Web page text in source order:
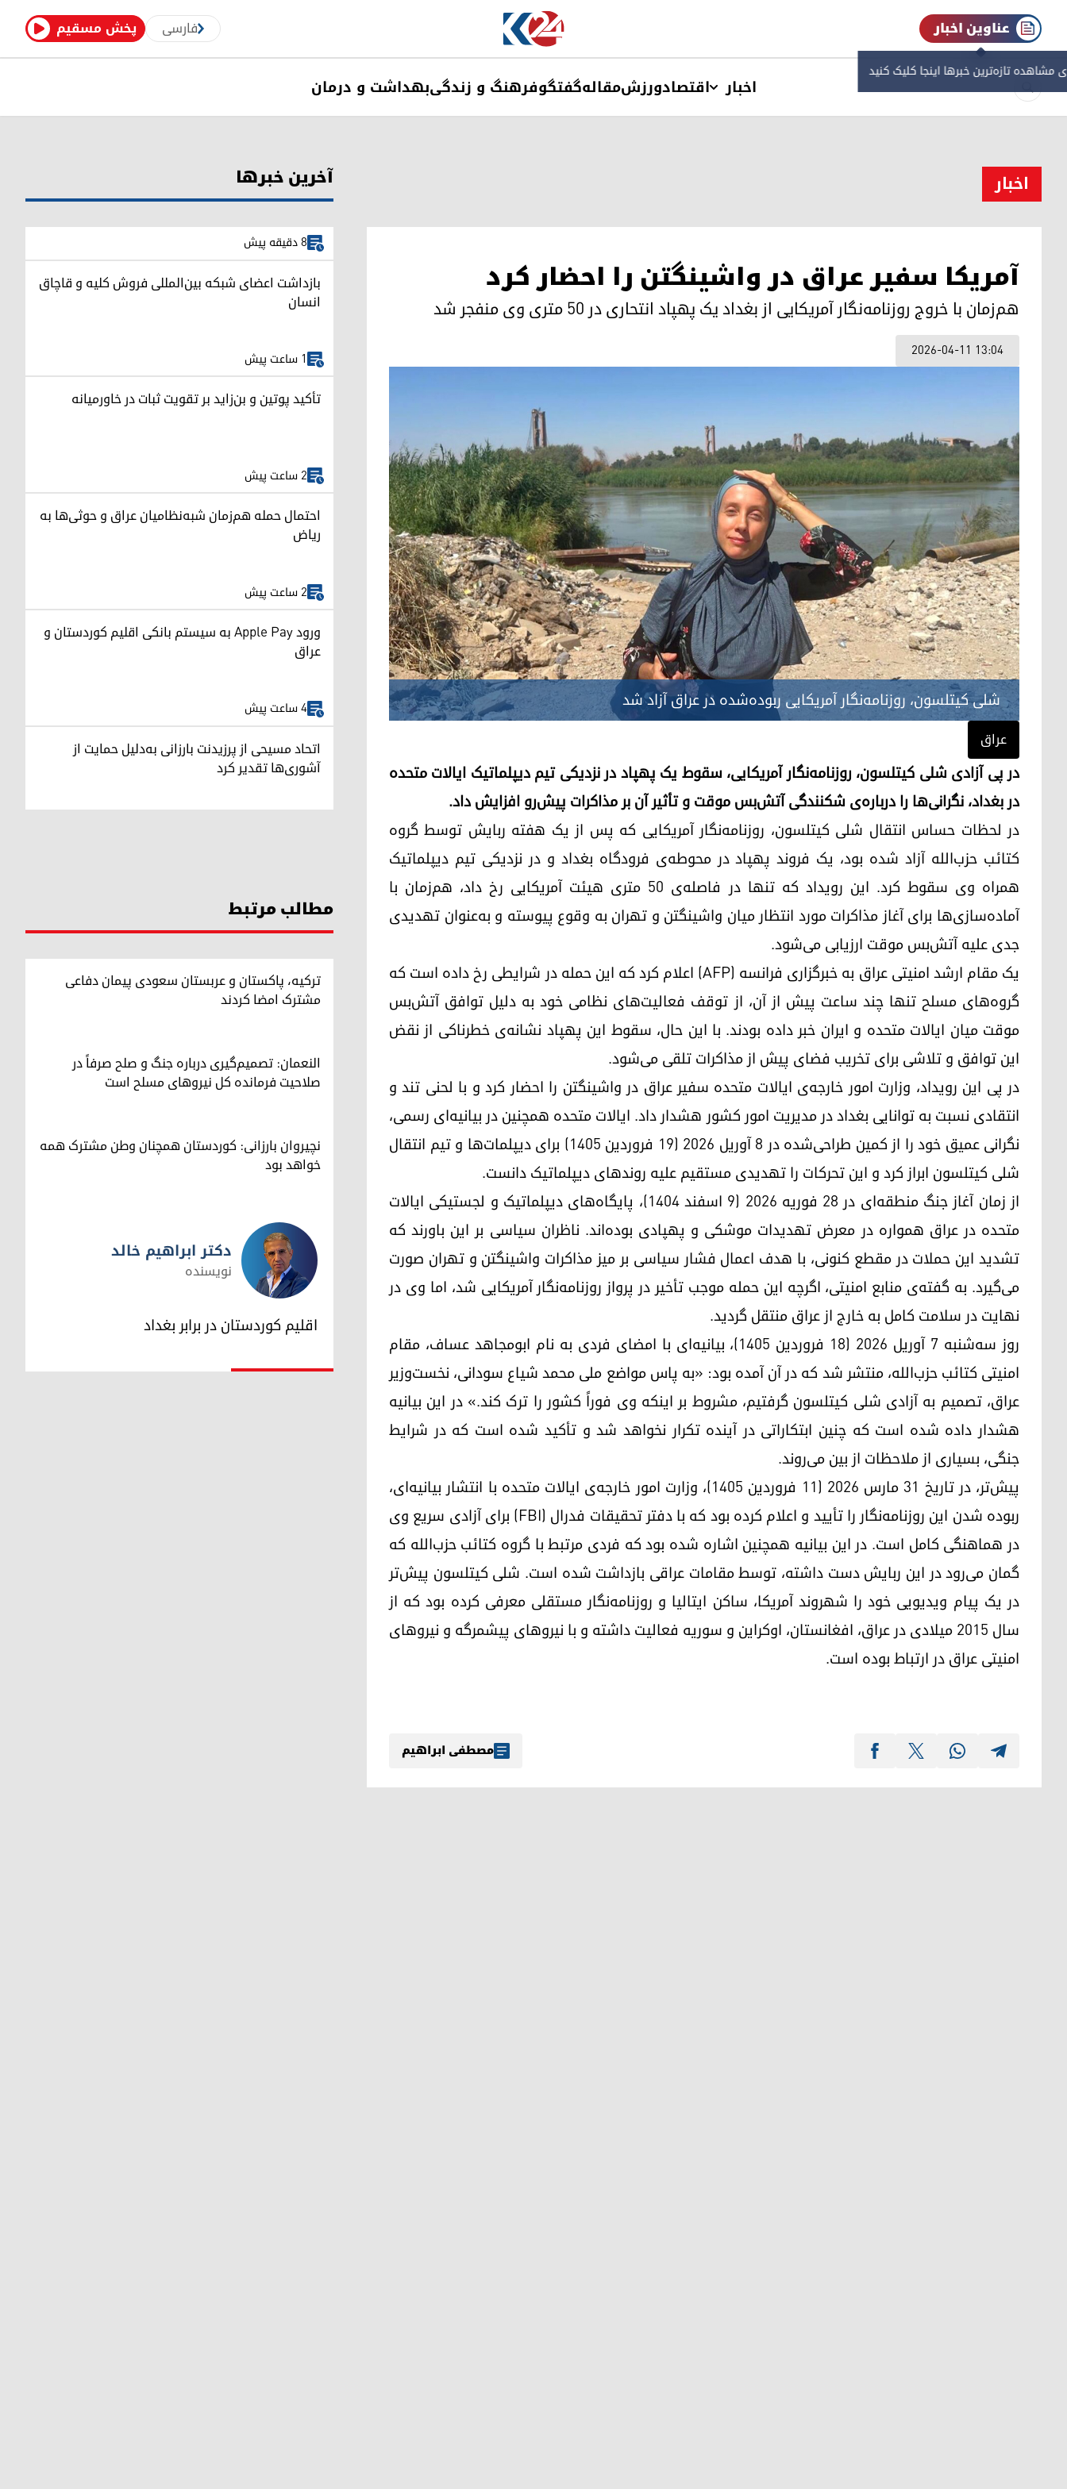
پخش مسقیم فارسی عناوین اخبار
مشاهده‌ تازه‌ترین خبرها اینجا کلیک کنید
اخبار اقتصادورزشمقالهگفتگوفرهنگ و زندگیبهداشت و درمان
اخبار
آمریکا سفیر عراق در واشینگتن را احضار کرد
هم‌زمان با خروج روزنامه‌نگار آمریکایی از بغداد یک پهپاد انتحاری در ٥٠ متری وی منفجر شد
2026-04-11 13:04
شلی کیتلسون، روزنامه‌نگار آمریکایی ربوده‌شده در عراق آزاد شد
عراق
در پی آزادی شلی کیتلسون، روزنامه‌نگار آمریکایی، سقوط یک پهپاد در نزدیکی تیم دیپلماتیک ایالات متحده
در بغداد، نگرانی‌ها را درباره‌ی شکنندگی آتش‌بس موقت و تأثیر آن بر مذاکرات پیش‌رو افزایش داد.
در لحظات حساس انتقال شلی کیتلسون، روزنامه‌نگار آمریکایی که پس از یک هفته ربایش توسط گروه
کتائب حزب‌الله آزاد شده بود، یک فروند پهپاد در محوطه‌ی فرودگاه بغداد و در نزدیکی تیم دیپلماتیک
همراه وی سقوط کرد. این رویداد که تنها در فاصله‌ی ۵۰ متری هیئت آمریکایی رخ داد، هم‌زمان با
آماده‌سازی‌ها برای آغاز مذاکرات مورد انتظار میان واشینگتن و تهران به وقوع پیوسته و به‌عنوان تهدیدی
جدی علیه آتش‌بس موقت ارزیابی می‌شود.
یک مقام ارشد امنیتی عراق به خبرگزاری فرانسه (AFP) اعلام کرد که این حمله در شرایطی رخ داده است که
گروه‌های مسلح تنها چند ساعت پیش از آن، از توقف فعالیت‌های نظامی خود به دلیل توافق آتش‌بس
موقت میان ایالات متحده و ایران خبر داده بودند. با این حال، سقوط این پهپاد نشانه‌ی خطرناکی از نقض
این توافق و تلاشی برای تخریب فضای پیش از مذاکرات تلقی می‌شود.
در پی این رویداد، وزارت امور خارجه‌ی ایالات متحده سفیر عراق در واشینگتن را احضار کرد و با لحنی تند و
انتقادی نسبت به توانایی بغداد در مدیریت امور کشور هشدار داد. ایالات متحده همچنین در بیانیه‌ای رسمی،
نگرانی عمیق خود را از کمین طراحی‌شده در ۸ آوریل ۲۰۲۶ (۱۹ فروردین ۱۴۰۵) برای دیپلمات‌ها و تیم انتقال
شلی کیتلسون ابراز کرد و این تحرکات را تهدیدی مستقیم علیه روندهای دیپلماتیک دانست.
از زمان آغاز جنگ منطقه‌ای در ۲۸ فوریه ۲۰۲۶ (۹ اسفند ۱۴۰۴)، پایگاه‌های دیپلماتیک و لجستیکی ایالات
متحده در عراق همواره در معرض تهدیدات موشکی و پهپادی بوده‌اند. ناظران سیاسی بر این باورند که
تشدید این حملات در مقطع کنونی، با هدف اعمال فشار سیاسی بر میز مذاکرات واشینگتن و تهران صورت
می‌گیرد. به گفته‌ی منابع امنیتی، اگرچه این حمله موجب تأخیر در پرواز روزنامه‌نگار آمریکایی شد، اما وی در
نهایت در سلامت کامل به خارج از عراق منتقل گردید.
روز سه‌شنبه ۷ آوریل ۲۰۲۶ (۱۸ فروردین ۱۴۰۵)، بیانیه‌ای با امضای فردی به نام ابومجاهد عساف، مقام
امنیتی کتائب حزب‌الله، منتشر شد که در آن آمده بود: «به پاس مواضع ملی محمد شیاع سودانی، نخست‌وزیر
عراق، تصمیم به آزادی شلی کیتلسون گرفتیم، مشروط بر اینکه وی فوراً کشور را ترک کند.» در این بیانیه
هشدار داده شده است که چنین ابتکاراتی در آینده تکرار نخواهد شد و تأکید شده است که در شرایط
جنگی، بسیاری از ملاحظات از بین می‌روند.
پیش‌تر، در تاریخ ۳۱ مارس ۲۰۲۶ (۱۱ فروردین ۱۴۰۵)، وزارت امور خارجه‌ی ایالات متحده با انتشار بیانیه‌ای،
ربوده شدن این روزنامه‌نگار را تأیید و اعلام کرده بود که با دفتر تحقیقات فدرال (FBI) برای آزادی سریع وی
در هماهنگی کامل است. در این بیانیه همچنین اشاره شده بود که فردی مرتبط با گروه کتائب حزب‌الله که
گمان می‌رود در این ربایش دست داشته، توسط مقامات عراقی بازداشت شده است. شلی کیتلسون پیش‌تر
در یک پیام ویدیویی خود را شهروند آمریکا، ساکن ایتالیا و روزنامه‌نگار مستقلی معرفی کرده بود که از
سال ۲۰۱۵ میلادی در عراق، افغانستان، اوکراین و سوریه فعالیت داشته و با نیروهای پیشمرگه و نیروهای
امنیتی عراق در ارتباط بوده است.
مصطفی ابراهیم
آخرین خبرها
8 دقیقه پیش
بازداشت اعضای شبکه بین‌المللی فروش کلیه و قاچاق
انسان
1 ساعت پیش
تأکید پوتین و بن‌زاید بر تقویت ثبات در خاورمیانه
2 ساعت پیش
احتمال حمله هم‌زمان شبه‌نظامیان عراق و حوثی‌ها به
ریاض
2 ساعت پیش
ورود Apple Pay به سیستم بانکی اقلیم کوردستان و
عراق
4 ساعت پیش
اتحاد مسیحی از پرزیدنت بارزانی به‌دلیل حمایت از
آشوری‌ها تقدیر کرد
مطالب مرتبط
ترکیه، پاکستان و عربستان سعودی پیمان دفاعی
مشترک امضا کردند
النعمان: تصمیم‌گیری درباره جنگ و صلح صرفاً در
صلاحیت فرمانده کل نیروهای مسلح است
نچیروان بارزانی: کوردستان همچنان وطن مشترک همه
خواهد بود
دکتر ابراهیم خالد
دکتر ابراهیم خالد
نویسنده
اقلیم کوردستان در برابر بغداد